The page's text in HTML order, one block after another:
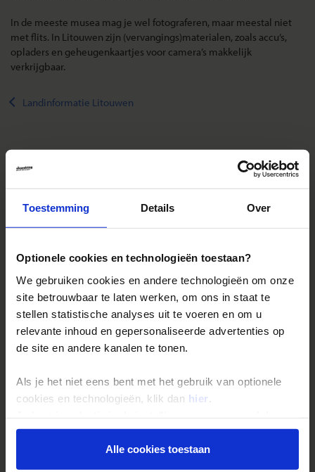
Toestemming Details Over
Optionele cookies en technologieën toestaan?
We gebruiken cookies en andere technologieën om onze
site betrouwbaar te laten werken, om ons in staat te
stellen statistische analyses uit te voeren en om u
relevante inhoud en gepersonaliseerde advertenties op
de site en andere kanalen te tonen.
Als je het niet eens bent met het gebruik van optionele
cookies en technologieën, klik dan hier
onder aan de pagina op elk gewenst moment voor de
toekomst wijzigen.Alle cookies toestaan
In de meeste musea mag je wel fotograferen, maar meestal niet
met flits. In Litouwen zijn (vervangings)materialen, zoals accu’s,
opladers en geheugenkaartjes voor camera’s makkelijk
verkrijgbaar.
Landinformatie Litouwen
De belangrijkste info op een rij
Bestemmingen
Duurzaam reizen
Reis- en annuleringsvoorwaarden
Veelgestelde vragen
Inloggen op mijn.Shoestring
Groepsreizen
Festivalreizen
Gegarandeerde reizen